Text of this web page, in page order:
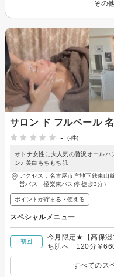
その
サロン ド フルベール
-
(-件)
オトナ女性に大人気の贅沢オール
ン♪ 美白もちもち肌
アクセス：名古屋市営地下鉄東山
営バス 極楽東バス停 徒歩3分）
ポイントが貯まる・使える
スペシャルメニュー
初回
今月限定★【高保湿
ち肌へ 120分￥
すべてのス